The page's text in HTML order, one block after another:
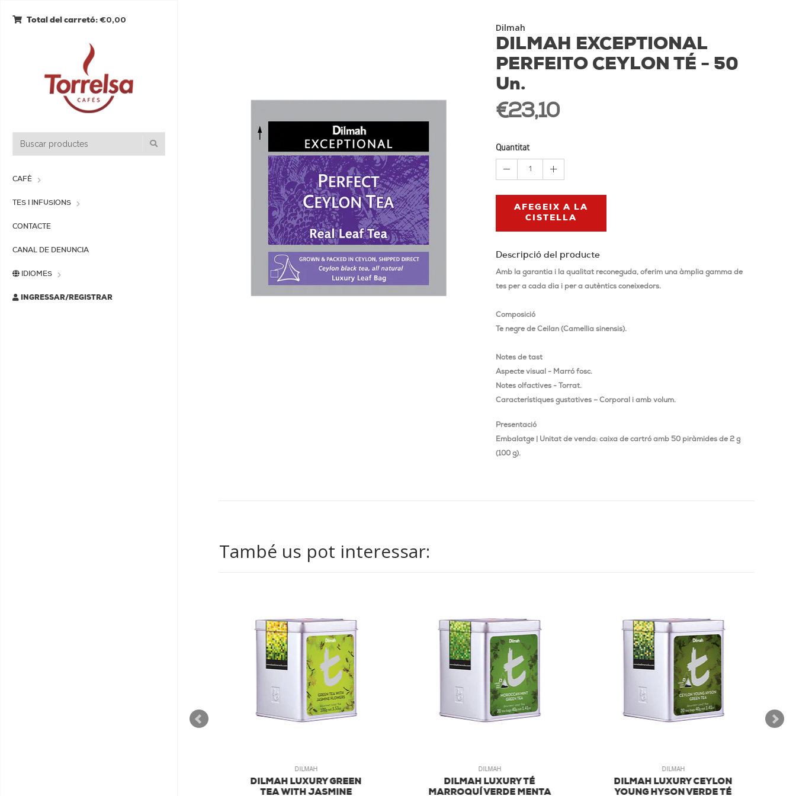
Total del carretó: €0,00
CAFÈ
TES I INFUSIONS
CONTACTE
CANAL DE DENUNCIA
IDIOMES
INGRESSAR/REGISTRAR
Dilmah
DILMAH EXCEPTIONAL
PERFEITO CEYLON TÉ - 50
Un.
€23,10
Quantitat
1
AFEGEIX A LA
CISTELLA
Descripció del producte
Amb la garantia i la qualitat reconeguda, oferim una àmplia gamma de
tes per a cada dia i per a autèntics coneixedors.
Composició
Te negre de Ceilan (Camellia sinensis).
Notes de tast
Aspecte visual - Marró fosc.
Notes olfactives - Torrat.
Característiques gustatives – Corporal i amb volum.
Presentació
Embalatge | Unitat de venda: caixa de cartró amb 50 piràmides de 2 g
(100 g).
També us pot interessar:
DILMAH
DILMAH LUXURY GREEN
TEA WITH JASMINE
DILMAH
DILMAH LUXURY TÉ
MARROQUÍ VERDE MENTA
DILMAH
DILMAH LUXURY CEYLON
YOUNG HYSON VERDE TÉ